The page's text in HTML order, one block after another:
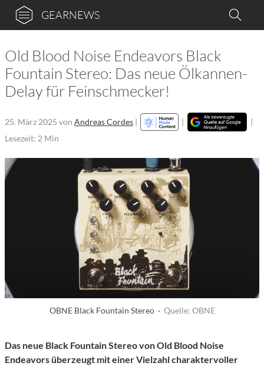
GEARNEWS
Old Blood Noise Endeavors Black
Fountain Stereo: Das neue Ölkannen-
Delay für Feinschmecker!
25. März 2025 von Andreas Cordes | |
|
Lesezeit: 2 Min
OBNE Black Fountain Stereo · Quelle: OBNE
Das neue Black Fountain Stereo von Old Blood Noise
Endeavors überzeugt mit einer Vielzahl charaktervoller